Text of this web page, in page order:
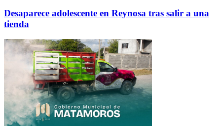
Desaparece adolescente en Reynosa tras salir a una
tienda